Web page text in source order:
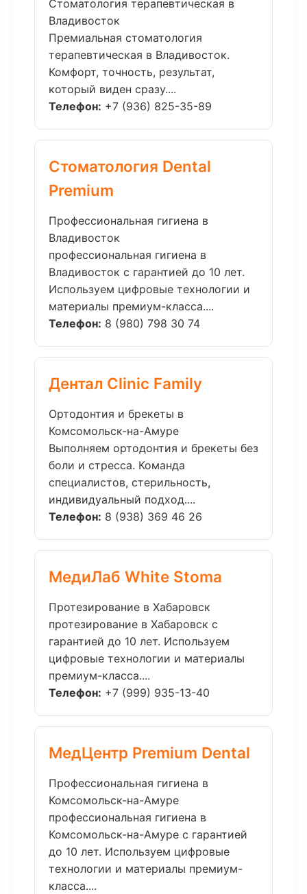
Стоматология терапевтическая в
Владивосток
Премиальная стоматология
терапевтическая в Владивосток.
Комфорт, точность, результат,
который виден сразу....
Телефон: +7 (936) 825-35-89
Стоматология Dental
Premium
Профессиональная гигиена в
Владивосток
профессиональная гигиена в
Владивосток с гарантией до 10 лет.
Используем цифровые технологии и
материалы премиум-класса....
Телефон: 8 (980) 798 30 74
Дентал Clinic Family
Ортодонтия и брекеты в
Комсомольск-на-Амуре
Выполняем ортодонтия и брекеты без
боли и стресса. Команда
специалистов, стерильность,
индивидуальный подход....
Телефон: 8 (938) 369 46 26
МедиЛаб White Stoma
Протезирование в Хабаровск
протезирование в Хабаровск с
гарантией до 10 лет. Используем
цифровые технологии и материалы
премиум-класса....
Телефон: +7 (999) 935-13-40
МедЦентр Premium Dental
Профессиональная гигиена в
Комсомольск-на-Амуре
профессиональная гигиена в
Комсомольск-на-Амуре с гарантией
до 10 лет. Используем цифровые
технологии и материалы премиум-
класса....